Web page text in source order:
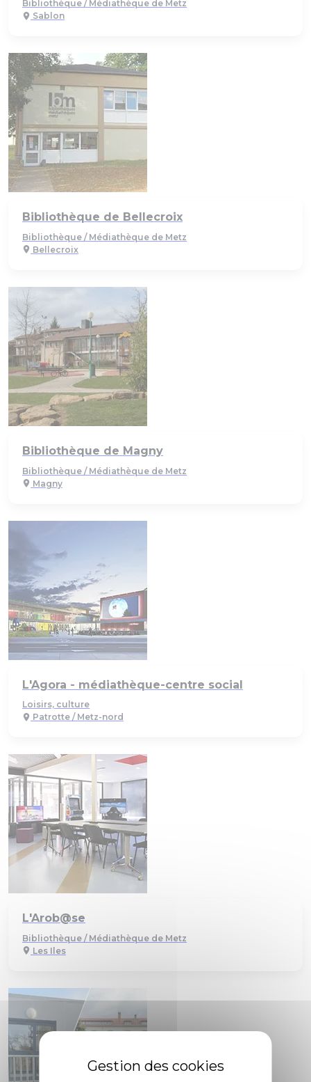
Bibliothèque / Médiathèque de Metz
Sablon
Bibliothèque de Bellecroix
Bibliothèque / Médiathèque de Metz
Bellecroix
Bibliothèque de Magny
Bibliothèque / Médiathèque de Metz
Magny
L'Agora - médiathèque-centre social
Loisirs, culture
Patrotte / Metz-nord
L'Arob@se
Bibliothèque / Médiathèque de Metz
Les Iles